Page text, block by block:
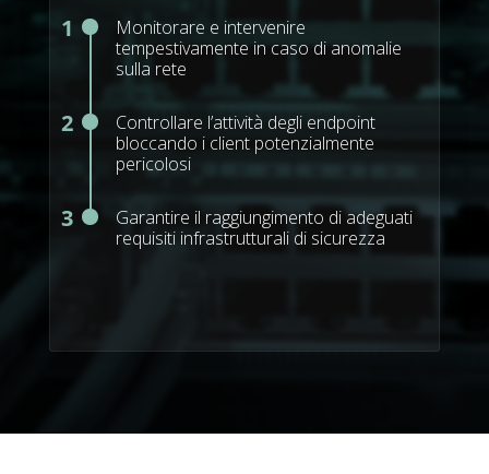
1
Monitorare e intervenire
tempestivamente in caso di anomalie
sulla rete
2
Controllare l’attività degli endpoint
bloccando i client potenzialmente
pericolosi
3
Garantire il raggiungimento di adeguati
requisiti infrastrutturali di sicurezza